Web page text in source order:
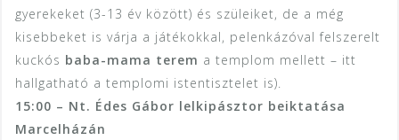
gyerekeket (3-13 év között) és szüleiket, de a még
kisebbeket is várja a játékokkal, pelenkázóval felszerelt
kuckós baba-mama terem a templom mellett – itt
hallgatható a templomi istentisztelet is).
15:00 – Nt. Édes Gábor lelkipásztor beiktatása
Marcelházán